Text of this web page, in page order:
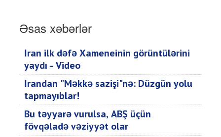
Əsas xəbərlər
İran ilk dəfə Xameneinin görüntülərini
yaydı - Video
İrandan "Məkkə sazişi"nə: Düzgün yolu
tapmayıblar!
Bu təyyarə vurulsa, ABŞ üçün
fövqəladə vəziyyət olar